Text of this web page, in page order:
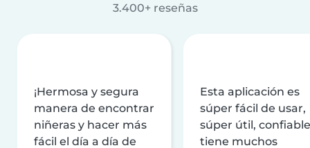
3.400+ reseñas
¡Hermosa y segura
manera de encontrar
niñeras y hacer más
fácil el día a día de
Esta aplicación es
súper fácil de usar,
súper útil,
tiene muchos